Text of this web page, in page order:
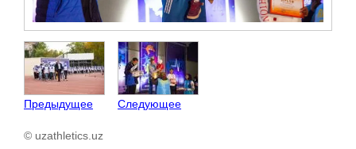
Предыдущее Следующее
© uzathletics.uz